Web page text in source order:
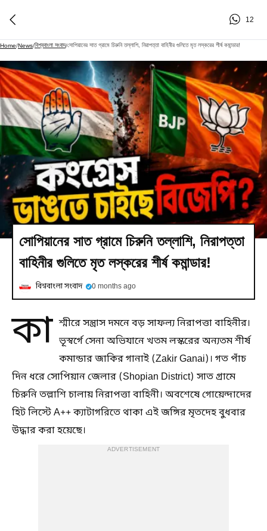
12
Home/News/বিশ্ববাংলা সংবাদ/সোপিয়ানের সাত গ্রামে চিরুনি তল্লাশি, নিরাপত্তা বাহিনীর গুলিতে মৃত লস্করের শীর্ষ কমান্ডার!
সোপিয়ানের সাত গ্রামে চিরুনি তল্লাশি, নিরাপত্তা
বাহিনীর গুলিতে মৃত লস্করের শীর্ষ কমান্ডার!
বিশ্ববাংলা সংবাদ 0 months ago
কা শ্মীরে সন্ত্রাস দমনে বড় সাফল্য নিরাপত্তা বাহিনীর।
ভূস্বর্গে সেনা অভিযানে খতম লস্করের অন্যতম শীর্ষ
কমান্ডার জাকির গানাই (Zakir Ganai)। গত পাঁচ
দিন ধরে সোপিয়ান জেলার (Shopian District) সাত গ্রামে
চিরুনি তল্লাশি চালায় নিরাপত্তা বাহিনী। অবশেষে গোয়েন্দাদের
হিট লিস্টে A++ ক্যাটাগরিতে থাকা এই জঙ্গির মৃতদেহ বুধবার
উদ্ধার করা হয়েছে।
ADVERTISEMENT